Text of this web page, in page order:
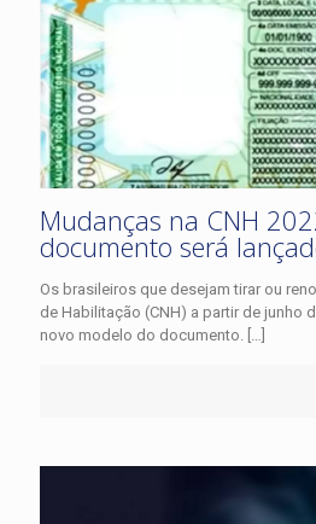
Mudanças na CNH
documento será
Os brasileiros que desejam tirar ou
de Habilitação (CNH) a partir de junho
novo modelo do documento. […]